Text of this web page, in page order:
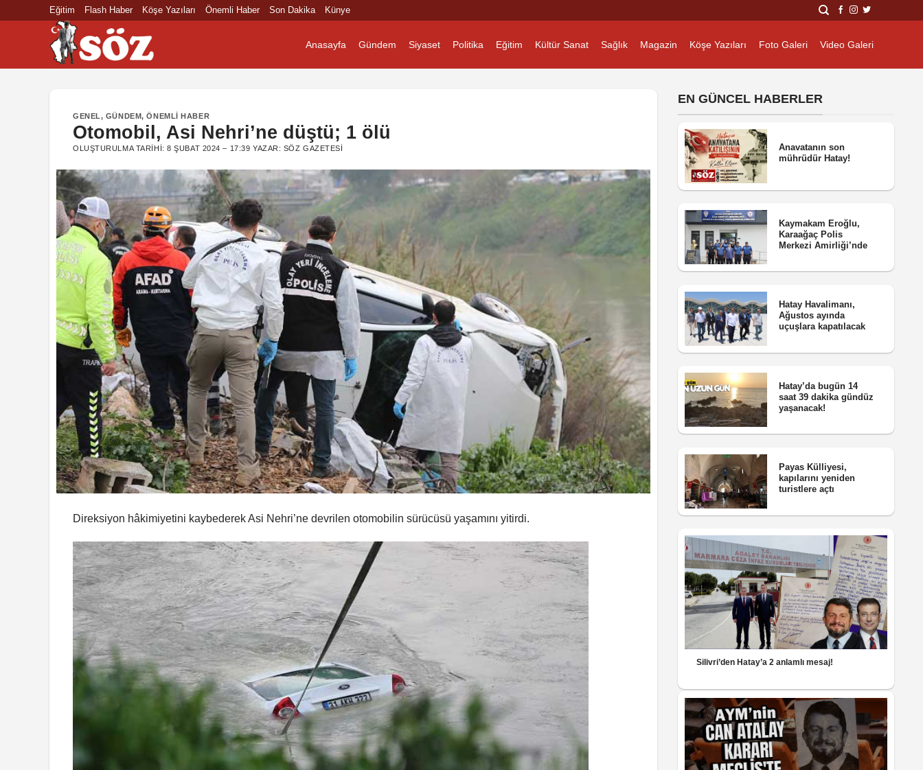
Eğitim Flash Haber Köşe Yazıları Önemli Haber Son Dakika Künye
Anasayfa Gündem Siyaset Politika Eğitim Kültür Sanat Sağlık Magazin Köşe Yazıları Foto Galeri Video Galeri
GENEL, GÜNDEM,ÖNEMLI HABER
Otomobil, Asi Nehri’ne düştü; 1 ölü
OLUŞTURULMA TARIHI:8 ŞUBAT 2024 – 17:39 YAZAR: SÖZ GAZETESI
Direksiyon hâkimiyetini kaybederek Asi Nehri’ne devrilen otomobilin sürücüsü yaşamını yitirdi.
EN GÜNCEL HABERLER
Anavatanın son
mührüdür Hatay!
Kaymakam Eroğlu,
Karaağaç Polis
Merkezi Amirliği’nde
Hatay Havalimanı,
Ağustos ayında
uçuşlara kapatılacak
Hatay’da bugün 14
saat 39 dakika gündüz
yaşanacak!
Payas Külliyesi,
kapılarını yeniden
turistlere açtı
Silivri’den Hatay’a 2 anlamlı mesaj!